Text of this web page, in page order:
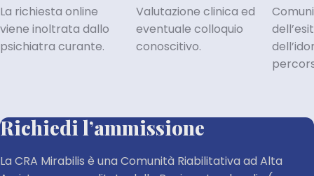
La richiesta online
viene inoltrata dallo
psichiatra curante.
Valutazione clinica ed
eventuale colloquio
conoscitivo.
Richiedi l’ammissione
La CRA Mirabilis è una Comunità Riabilitativa ad Alta